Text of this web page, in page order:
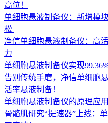
高位！
单细胞悬液制备仪：新增模
松 ​
净信单细胞悬液制备仪：高
力
单细胞悬液制备仪实现
告别传统手磨，净信单细胞
活率悬液制备！
单细胞悬液制备仪的原理应
骨骼肌研究“提速器”上线：